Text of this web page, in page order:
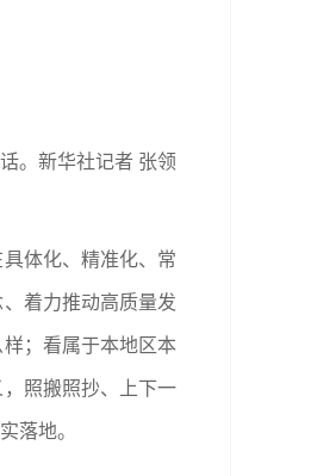
。新华社记者 张领
体化、精准化、常
着力推动高质量发
；看属于本地区本
照搬照抄、上下一
落地。